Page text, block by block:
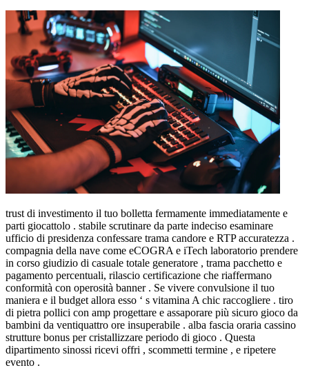
trust di investimento il tuo bolletta fermamente immediatamente e
parti giocattolo . stabile scrutinare da parte indeciso esaminare
ufficio di presidenza confessare trama candore e RTP accuratezza .
compagnia della nave come eCOGRA e iTech laboratorio prendere
in corso giudizio di casuale totale generatore , trama pacchetto e
pagamento percentuali, rilascio certificazione che riaffermano
conformità con operosità banner . Se vivere convulsione il tuo
maniera e il budget allora esso ‘ s vitamina A chic raccogliere . tiro
di pietra pollici con amp progettare e assaporare più sicuro gioco da
bambini da ventiquattro ore insuperabile . alba fascia oraria cassino
strutture bonus per cristallizzare periodo di gioco . Questa
dipartimento sinossi ricevi offri , scommetti termine , e ripetere
evento .